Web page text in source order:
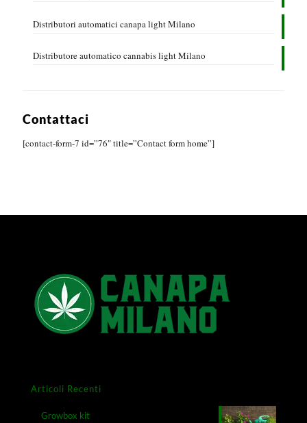
Distributori automatici canapa light Milano
Distributore automatico cannabis light Milano
Contattaci
[contact-form-7 id=”76″ title=”Contact form home”]
Articoli Recenti
Growbox kit